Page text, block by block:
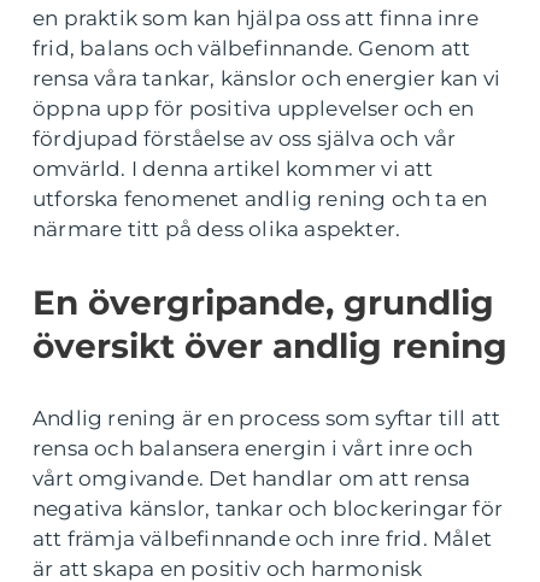
en praktik som kan hjälpa oss att finna inre
frid, balans och välbefinnande. Genom att
rensa våra tankar, känslor och energier kan vi
öppna upp för positiva upplevelser och en
fördjupad förståelse av oss själva och vår
omvärld. I denna artikel kommer vi att
utforska fenomenet andlig rening och ta en
närmare titt på dess olika aspekter.
En övergripande, grundlig
översikt över andlig rening
Andlig rening är en process som syftar till att
rensa och balansera energin i vårt inre och
vårt omgivande. Det handlar om att rensa
negativa känslor, tankar och blockeringar för
att främja välbefinnande och inre frid. Målet
är att skapa en positiv och harmonisk